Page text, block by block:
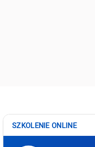
SZKOLENIE ONLINE